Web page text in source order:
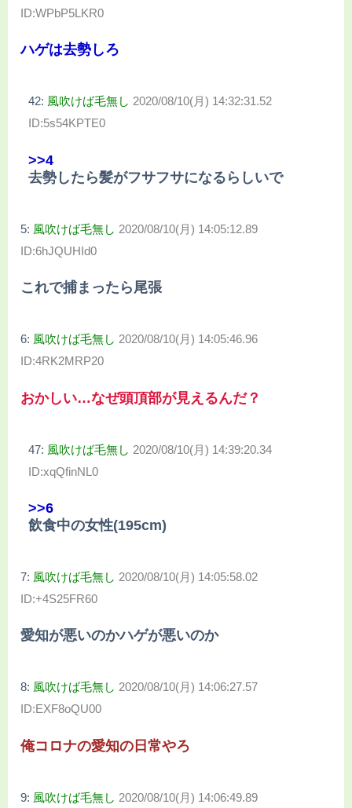
ID:WPbP5LKR0
ハゲは去勢しろ
42: 風吹けば毛無し 2020/08/10(月) 14:32:31.52
ID:5s54KPTE0
>>4
去勢したら髪がフサフサになるらしいで
5: 風吹けば毛無し 2020/08/10(月) 14:05:12.89
ID:6hJQUHId0
これで捕まったら尾張
6: 風吹けば毛無し 2020/08/10(月) 14:05:46.96
ID:4RK2MRP20
おかしい…なぜ頭頂部が見えるんだ？
47: 風吹けば毛無し 2020/08/10(月) 14:39:20.34
ID:xqQfinNL0
>>6
飲食中の女性(195cm)
7: 風吹けば毛無し 2020/08/10(月) 14:05:58.02
ID:+4S25FR60
愛知が悪いのかハゲが悪いのか
8: 風吹けば毛無し 2020/08/10(月) 14:06:27.57
ID:EXF8oQU00
俺コロナの愛知の日常やろ
9: 風吹けば毛無し 2020/08/10(月) 14:06:49.89